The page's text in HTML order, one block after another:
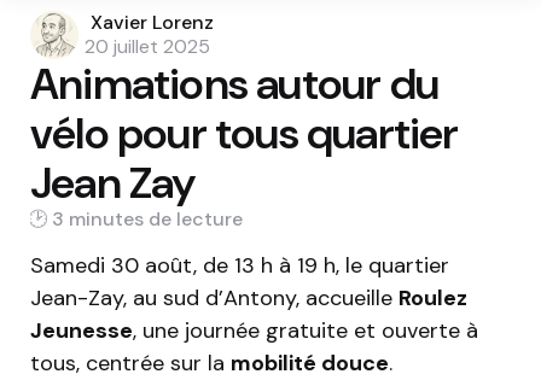
Posted
by
Xavier Lorenz
20 juillet 2025
Animations autour du
vélo pour tous quartier
Jean Zay
3 min
Samedi 30 août, de 13 h à 19 h, le quartier
Jean-Zay, au sud d’Antony, accueille Roulez
Jeunesse, une journée gratuite et ouverte à
tous, centrée sur la mobilité douce.